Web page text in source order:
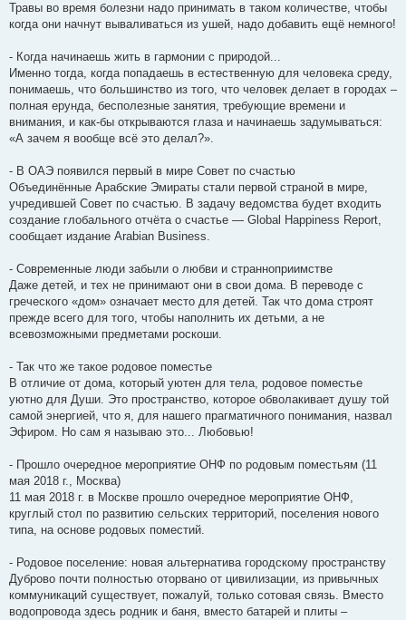
Травы во время болезни надо принимать в таком количестве, чтобы
когда они начнут вываливаться из ушей, надо добавить ещё немного!
- Когда начинаешь жить в гармонии с природой...
Именно тогда, когда попадаешь в естественную для человека среду,
понимаешь, что большинство из того, что человек делает в городах –
полная ерунда, бесполезные занятия, требующие времени и
внимания, и как-бы открываются глаза и начинаешь задумываться:
«А зачем я вообще всё это делал?».
- В ОАЭ появился первый в мире Совет по счастью
Объединённые Арабские Эмираты стали первой страной в мире,
учредившей Совет по счастью. В задачу ведомства будет входить
создание глобального отчёта о счастье — Global Happiness Report,
сообщает издание Arabian Business.
- Современные люди забыли о любви и странноприимстве
Даже детей, и тех не принимают они в свои дома. В переводе с
греческого «дом» означает место для детей. Так что дома строят
прежде всего для того, чтобы наполнить их детьми, а не
всевозможными предметами роскоши.
- Так что же такое родовое поместье
В отличие от дома, который уютен для тела, родовое поместье
уютно для Души. Это пространство, которое обволакивает душу той
самой энергией, что я, для нашего прагматичного понимания, назвал
Эфиром. Но сам я называю это... Любовью!
- Прошло очередное мероприятие ОНФ по родовым поместьям (11
мая 2018 г., Москва)
11 мая 2018 г. в Москве прошло очередное мероприятие ОНФ,
круглый стол по развитию сельских территорий, поселения нового
типа, на основе родовых поместий.
- Родовое поселение: новая альтернатива городскому пространству
Дуброво почти полностью оторвано от цивилизации, из привычных
коммуникаций существует, пожалуй, только сотовая связь. Вместо
водопровода здесь родник и баня, вместо батарей и плиты –